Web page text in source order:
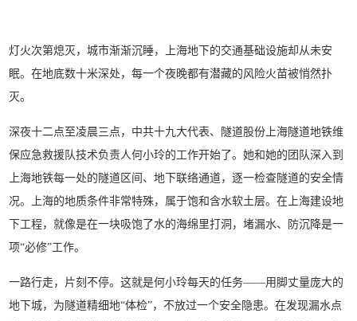
灯火次第熄灭，城市渐渐沉睡，上海地下的交通基础设施却从未安
眠。在地底数十米深处，每一个夜晚都有潜藏的风险火苗被悄然扑
灭。
深夜十二点至凌晨三点，中共十九大代表、隧道股份上海隧道地铁维
保应急救援队技术负责人何小玲的工作开始了。她和她的团队深入到
上海地铁每一处的隧道区间、地下联络通道，逐一检查隧道的安全情
况。上海的地质条件非常特殊，属于饱和含水软土层。在上海建设地
下工程，就像是在一块吸饱了水的海绵里打洞，堵漏水、防沉降是一
项“必修”工作。
一路行走，片刻不停。这就是何小玲每天的任务——用脚丈量庞大的
地下城，为隧道精细地“体检”，不放过一个安全隐患。在发现漏水点